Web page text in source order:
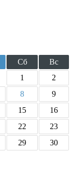
Сб
Вс
1
2
8
9
15
16
22
23
29
30